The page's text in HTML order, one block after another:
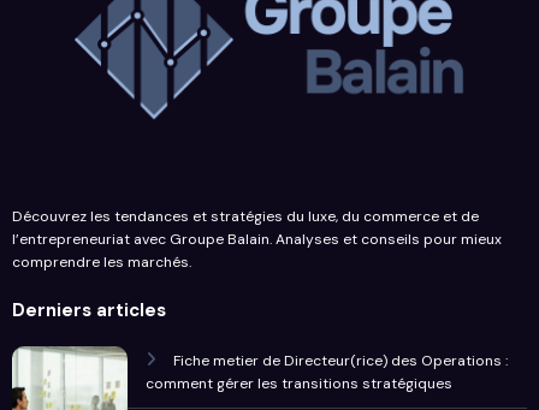
Découvrez les tendances et stratégies du luxe, du commerce et de
l’entrepreneuriat avec Groupe Balain. Analyses et conseils pour mieux
comprendre les marchés.
Derniers articles
Fiche metier de Directeur(rice) des Operations :
comment gérer les transitions stratégiques